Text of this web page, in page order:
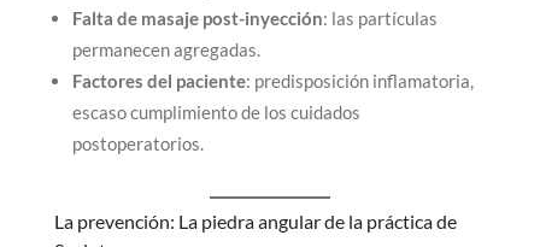
Falta de masaje post-inyección: las partículas
permanecen agregadas.
Factores del paciente: predisposición inflamatoria,
escaso cumplimiento de los cuidados
postoperatorios.
La prevención: La piedra angular de la práctica de